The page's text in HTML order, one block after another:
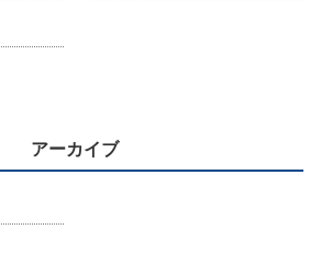
アーカイブ